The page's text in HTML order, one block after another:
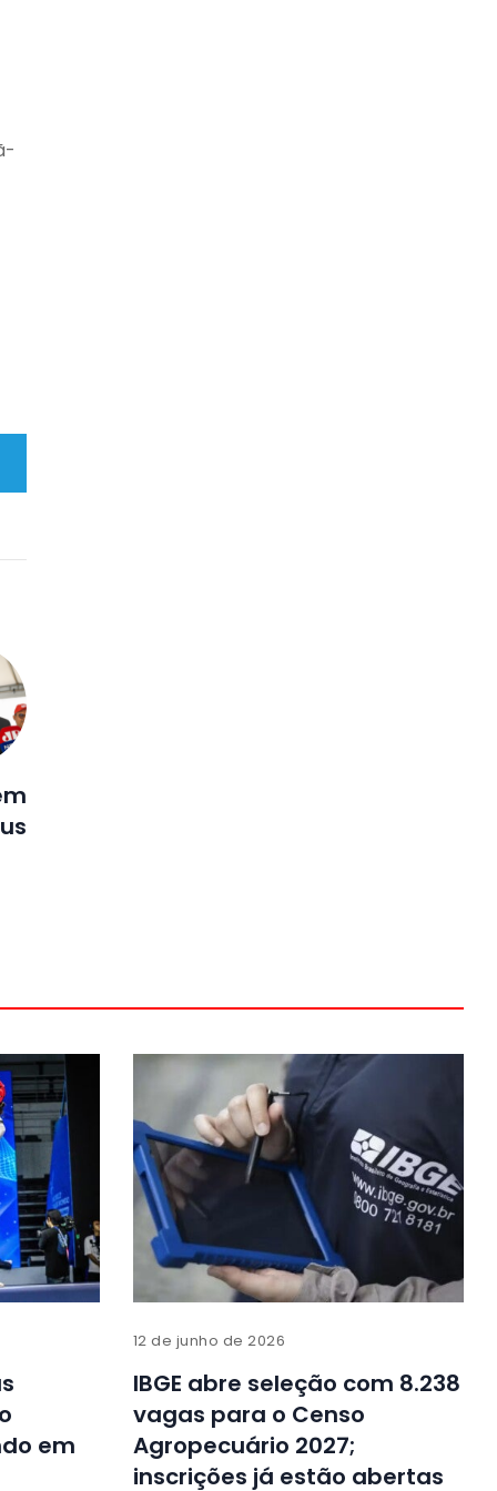
em
12 de junho de 2026
IBGE abre seleção com 8.238
vagas para o Censo
Agropecuário 2027;
inscrições já estão abertas